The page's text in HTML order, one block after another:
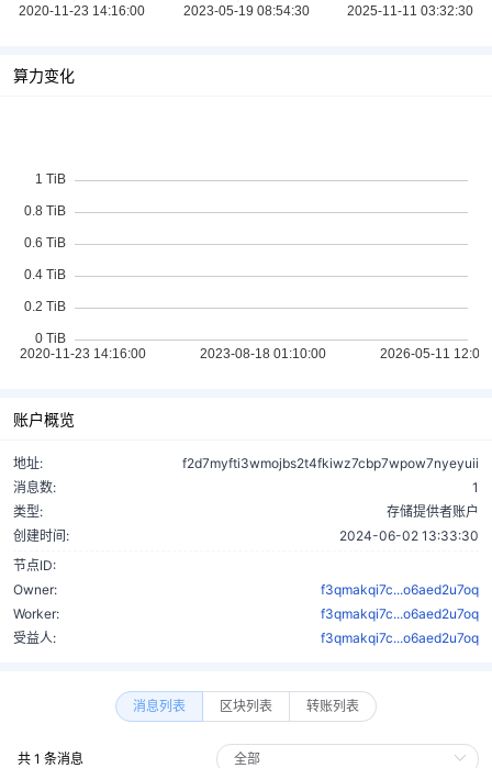
算力变化
账户概览
地址:
f2d7myfti3wmojbs2t4fkiwz7cbp7wpow7nyeyuii
消息数:
1
类型:
存储提供者账户
创建时间:
2024-06-02 13:33:30
节点ID:
Owner:
f3qmakqi7c...o6aed2u7oq
Worker:
f3qmakqi7c...o6aed2u7oq
受益人:
f3qmakqi7c...o6aed2u7oq
消息列表 区块列表 转账列表
共 1 条消息